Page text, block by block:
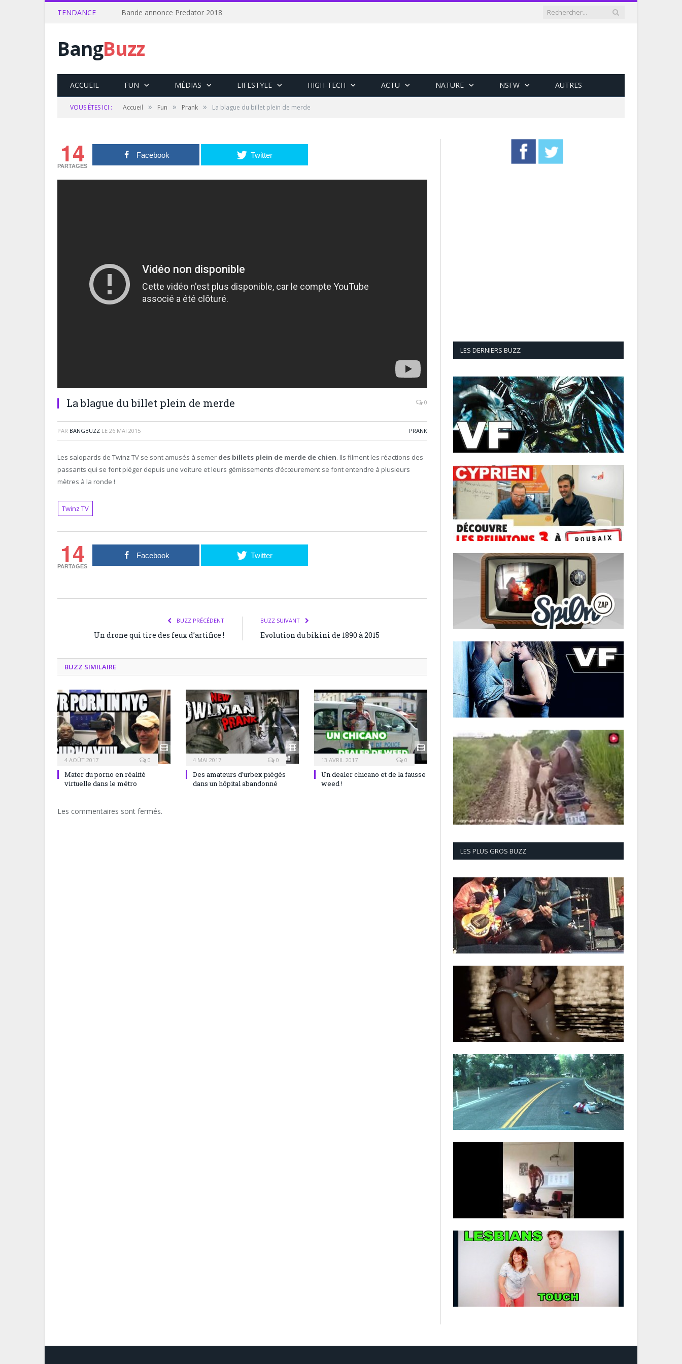
TENDANCE Bande annonce Predator 2018
BangBuzz
ACCUEIL FUN MÉDIAS LIFESTYLE HIGH-TECH ACTU NATURE NSFW AUTRES
VOUS ÊTES ICI : Accueil » Fun » Prank » La blague du billet plein de merde
14
PARTAGES
Facebook Twitter
La blague du billet plein de merde 0
PAR BANGBUZZ LE 26 MAI 2015 PRANK
Les salopards de Twinz TV se sont amusés à semer des billets plein de merde de chien. Ils filment les réactions des
passants qui se font piéger depuis une voiture et leurs gémissements d’écœurement se font entendre à plusieurs
mètres à la ronde !
Twinz TV
14
PARTAGES
Facebook Twitter
BUZZ PRÉCÉDENT
Un drone qui tire des feux d’artifice !
BUZZ SUIVANT
Evolution du bikini de 1890 à 2015
BUZZ SIMILAIRE
4 AOÛT 2017 0
Mater du porno en réalité
virtuelle dans le métro
4 MAI 2017 0
Des amateurs d’urbex piégés
dans un hôpital abandonné
13 AVRIL 2017 0
Un dealer chicano et de la fausse
weed !
Les commentaires sont fermés.
LES DERNIERS BUZZ
LES PLUS GROS BUZZ